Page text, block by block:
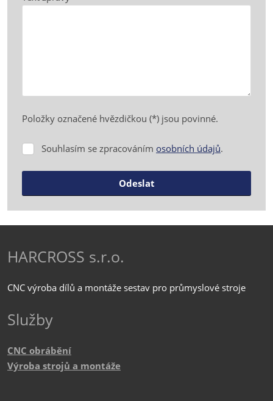
Položky označené hvězdičkou (*) jsou povinné.
Souhlasím
zpracováním
Souhlasím se zpracováním osobních údajů.
Odeslat
se
odeslat.
HARCROSS s.r.o.
CNC výroba dílů a montáže sestav pro průmyslové stroje
Služby
CNC obrábění
Výroba strojů a montáže